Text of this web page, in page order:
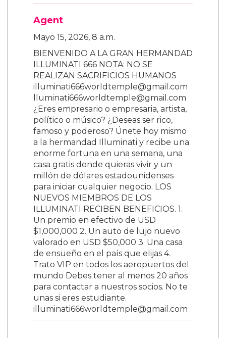
Agent
Mayo 15, 2026, 8 a.m.
BIENVENIDO A LA GRAN HERMANDAD
ILLUMINATI 666 NOTA: NO SE
REALIZAN SACRIFICIOS HUMANOS
illuminati666worldtemple@gmail.com
lluminati666worldtemple@gmail.com
¿Eres empresario o empresaria, artista,
político o músico? ¿Deseas ser rico,
famoso y poderoso? Únete hoy mismo
a la hermandad Illuminati y recibe una
enorme fortuna en una semana, una
casa gratis donde quieras vivir y un
millón de dólares estadounidenses
para iniciar cualquier negocio. LOS
NUEVOS MIEMBROS DE LOS
ILLUMINATI RECIBEN BENEFICIOS. 1.
Un premio en efectivo de USD
$1,000,000 2. Un auto de lujo nuevo
valorado en USD $50,000 3. Una casa
de ensueño en el país que elijas 4.
Trato VIP en todos los aeropuertos del
mundo Debes tener al menos 20 años
para contactar a nuestros socios. No te
unas si eres estudiante.
illuminati666worldtemple@gmail.com